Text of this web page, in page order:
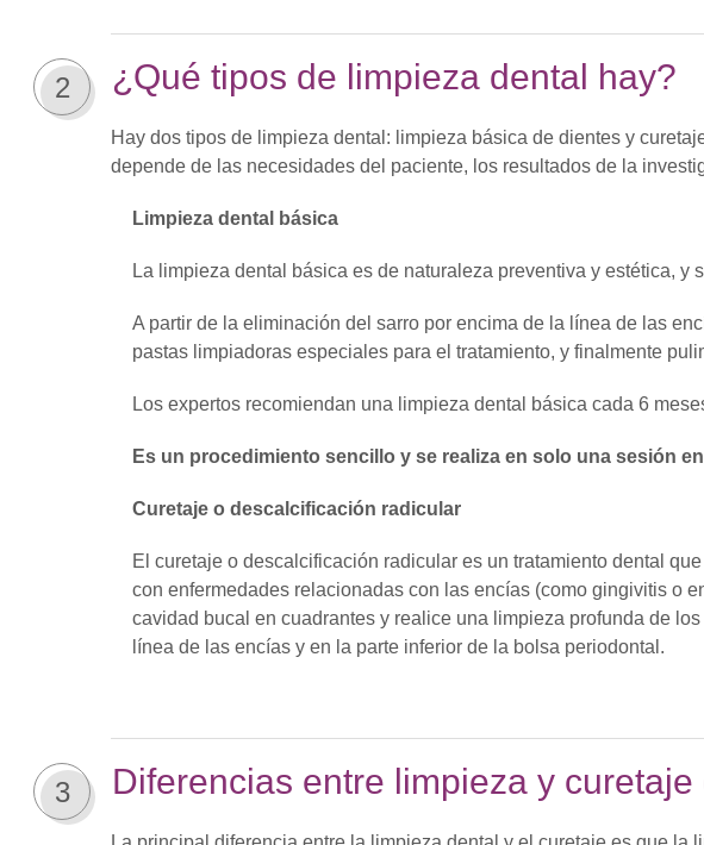
2 ¿Qué tipos de limpieza dental hay?
Hay dos tipos de limpieza dental: limpieza básica de dientes y
depende de las necesidades del paciente, los resultados de la
Limpieza dental básica
La limpieza dental básica es de naturaleza preventiva y estética,
A partir de la eliminación del sarro por encima de la línea de las
pastas limpiadoras especiales para el tratamiento, y finalmente
Los expertos recomiendan una limpieza dental básica cada 6
Es un procedimiento sencillo y se realiza en solo una sesión
Curetaje o descalcificación radicular
El curetaje o descalcificación radicular es un tratamiento dental
con enfermedades relacionadas con las encías (como gingivitis o
cavidad bucal en cuadrantes y realice una limpieza profunda de
línea de las encías y en la parte inferior de la bolsa periodontal.
3 Diferencias entre limpieza y curetaje